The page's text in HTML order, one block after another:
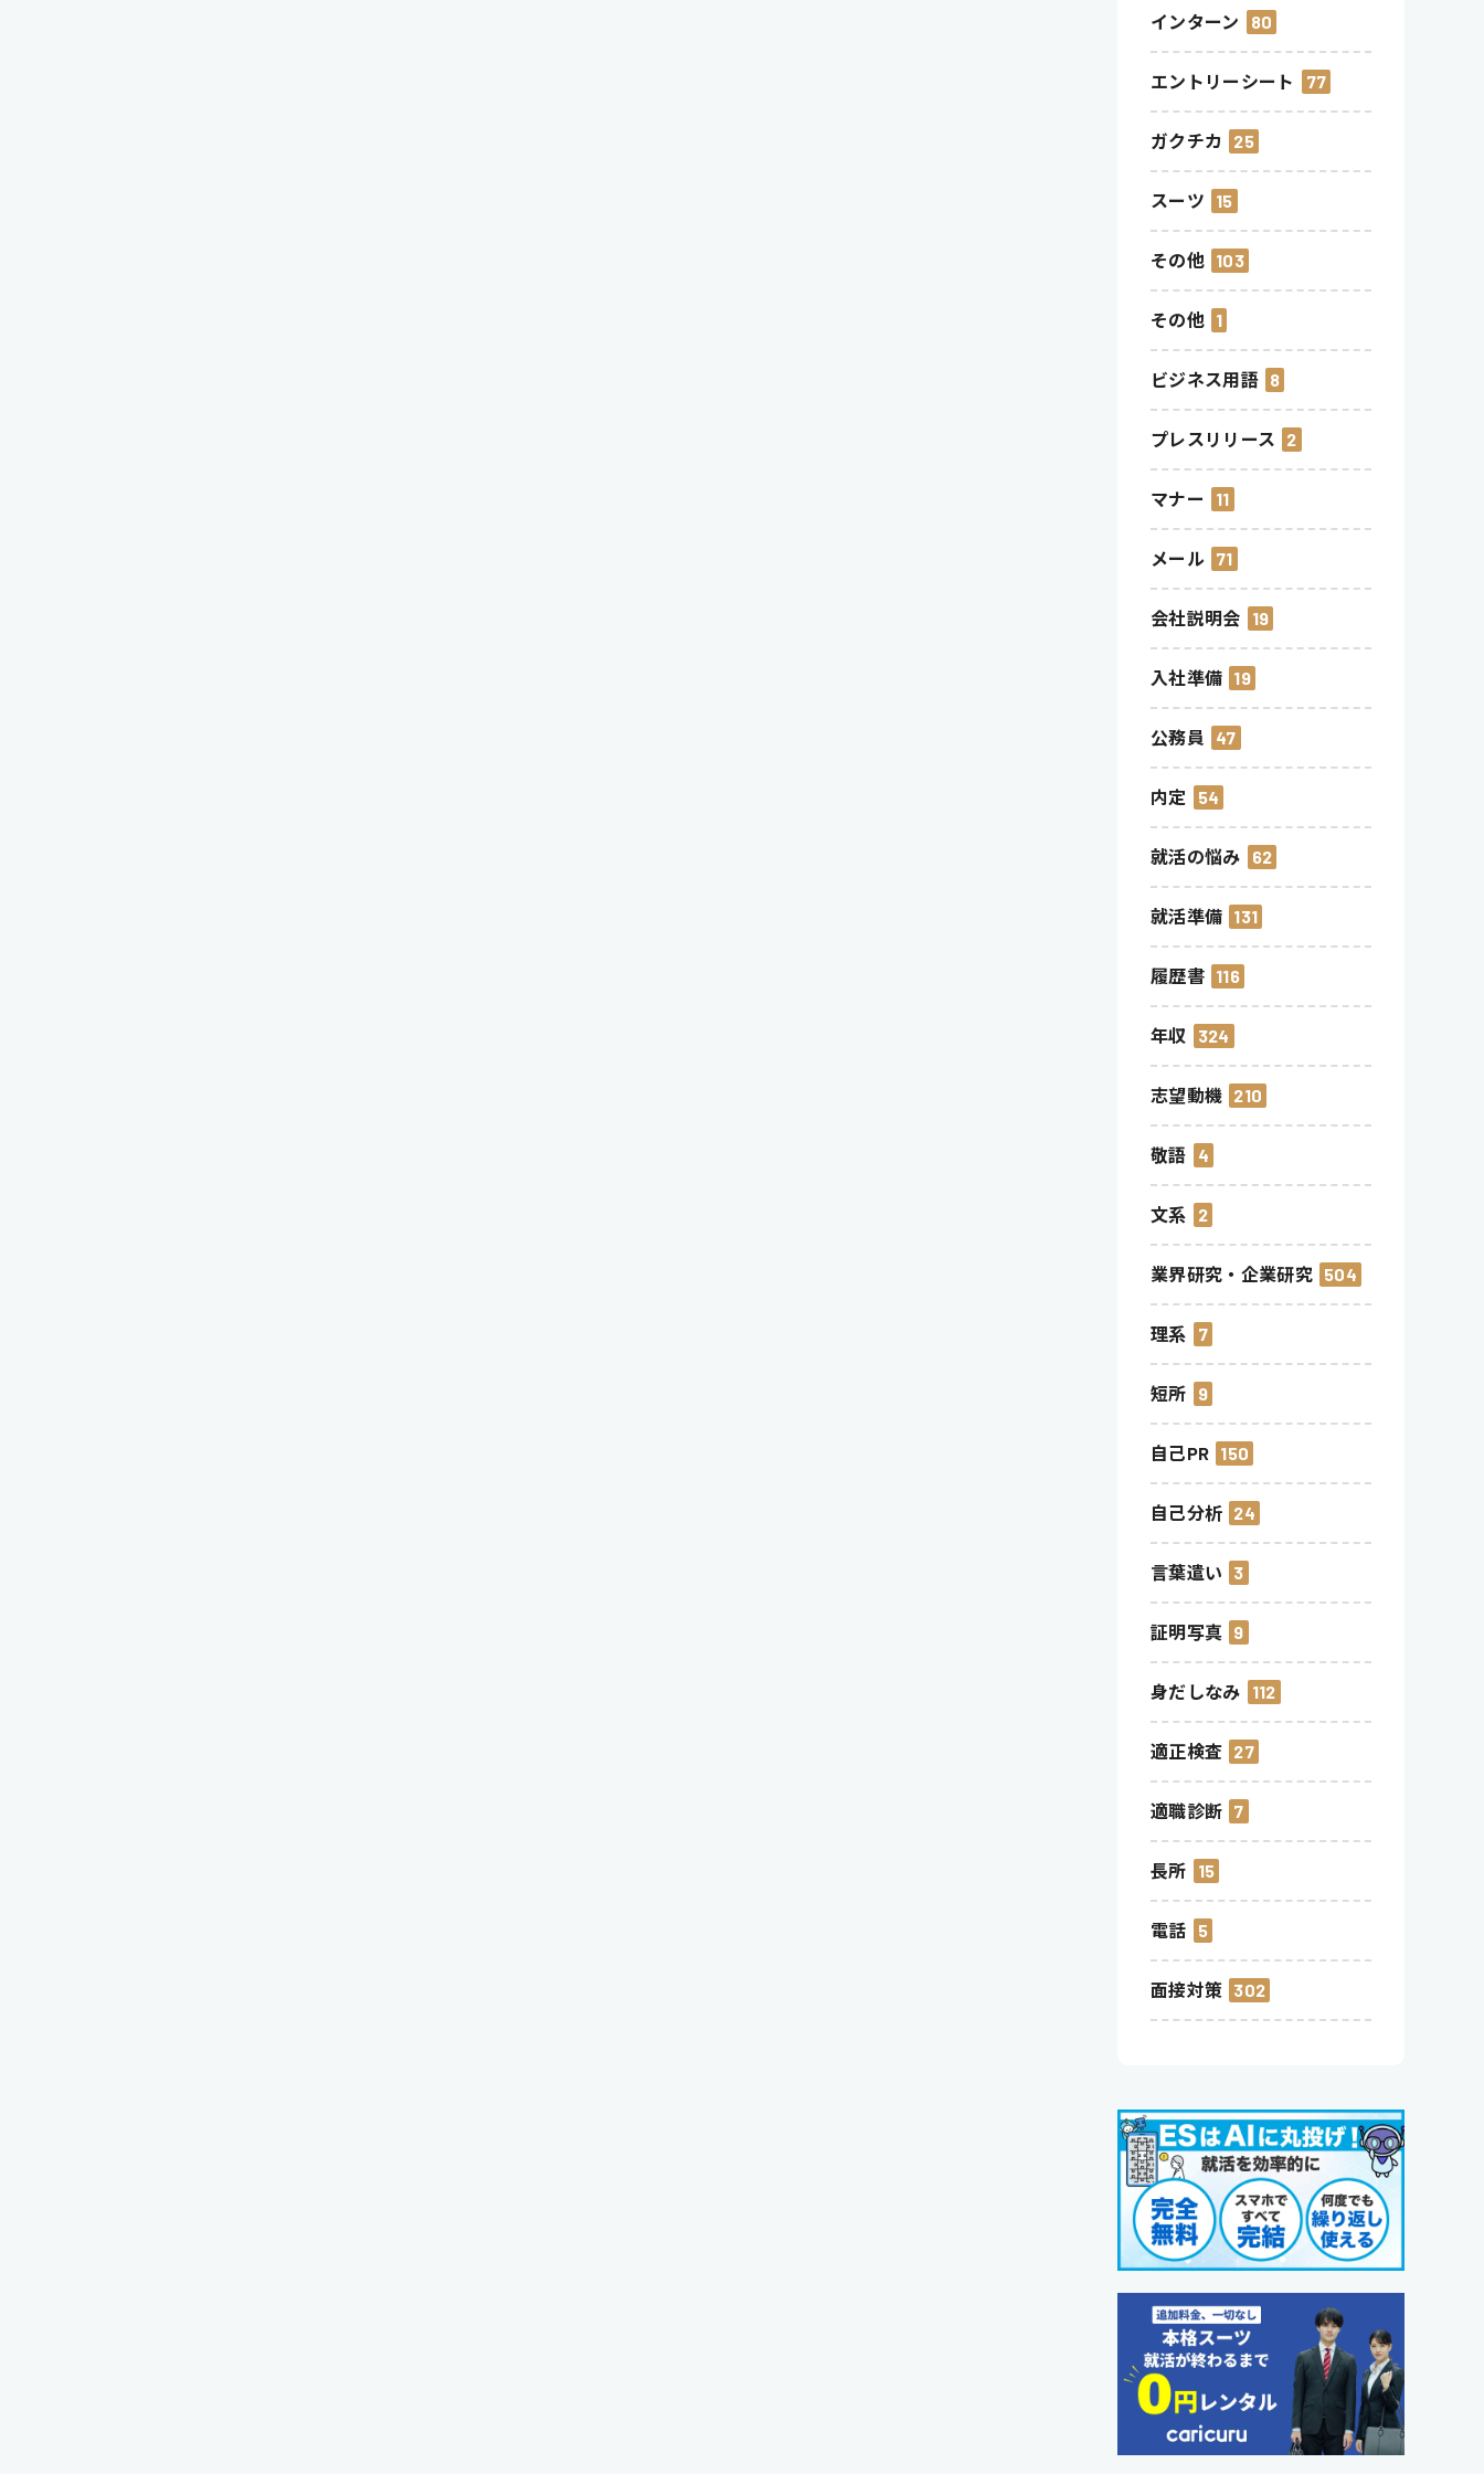
インターン 80
エントリーシート 77
ガクチカ 25
スーツ 15
その他 103
その他 1
ビジネス用語 8
プレスリリース 2
マナー 11
メール 71
会社説明会 19
入社準備 19
公務員 47
内定 54
就活の悩み 62
就活準備 131
履歴書 116
年収 324
志望動機 210
敬語 4
文系 2
業界研究・企業研究 504
理系 7
短所 9
自己PR 150
自己分析 24
言葉遣い 3
証明写真 9
身だしなみ 112
適正検査 27
適職診断 7
長所 15
電話 5
面接対策 302